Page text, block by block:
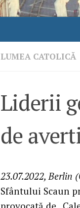
LUMEA CATOLICĂ
Liderii
de
23.07.2022, Berlin
Sfântului Scaun